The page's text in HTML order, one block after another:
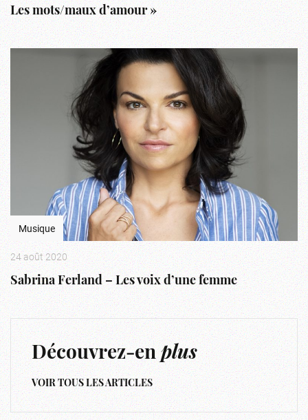
Les mots/maux d’amour »
Musique
24 août 2020
Sabrina Ferland – Les voix d’une femme
Découvrez-enplus
VOIR TOUS LES ARTICLES